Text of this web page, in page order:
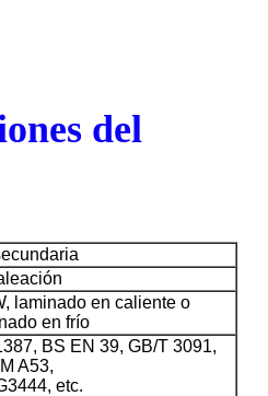
del
laminado en caliente o
en frío
BS EN 39, GB/T 3091,
A53,
etc.